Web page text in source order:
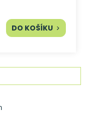
DO KOŠÍKU